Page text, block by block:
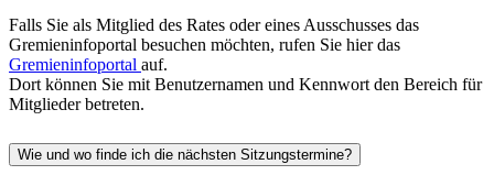
Falls Sie als Mitglied des Rates oder eines Ausschusses das
Gremieninfoportal besuchen möchten, rufen Sie hier das
Gremieninfoportal auf.
Dort können Sie mit Benutzernamen und Kennwort den Bereich für
Mitglieder betreten.
Wie und wo finde ich die nächsten Sitzungstermine?